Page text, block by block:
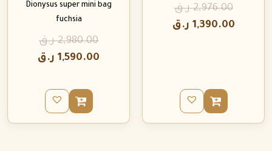
2,976.00 ر.ق
1,390.00 ر.ق
Dionysus super mini bag
fuchsia
2,980.00 ر.ق
1,590.00 ر.ق